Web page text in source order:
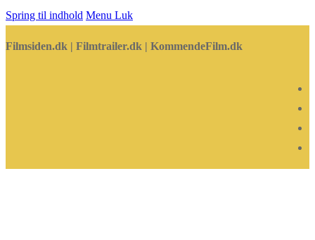
Spring til indhold Menu Luk
Filmsiden.dk | Filmtrailer.dk | KommendeFilm.dk